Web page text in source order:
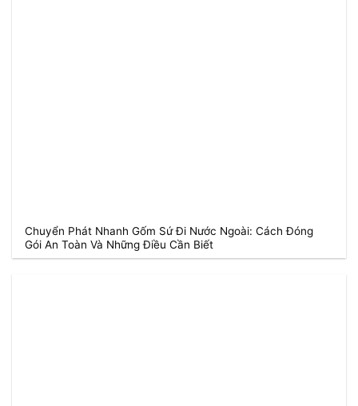
Chuyển Phát Nhanh Gốm Sứ Đi Nước Ngoài: Cách Đóng
Gói An Toàn Và Những Điều Cần Biết